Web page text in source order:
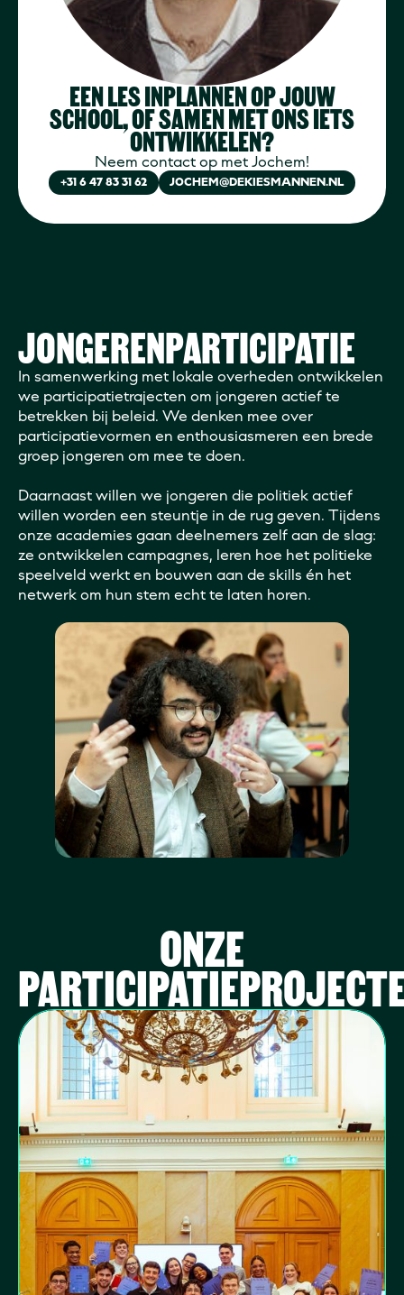
EEN LES INPLANNEN OP JOUW
SCHOOL, OF SAMEN MET ONS IETS
ONTWIKKELEN?
Neem contact op met Jochem!
+31 6 47 83 31 62 JOCHEM@DEKIESMANNEN.NL
JONGERENPARTICIPATIE
In samenwerking met lokale overheden ontwikkelen
we participatietrajecten om jongeren actief te
betrekken bij beleid. We denken mee over
participatievormen en enthousiasmeren een brede
groep jongeren om mee te doen.
Daarnaast willen we jongeren die politiek actief
willen worden een steuntje in de rug geven. Tijdens
onze academies gaan deelnemers zelf aan de slag:
ze ontwikkelen campagnes, leren hoe het politieke
speelveld werkt en bouwen aan de skills én het
netwerk om hun stem echt te laten horen.
ONZE